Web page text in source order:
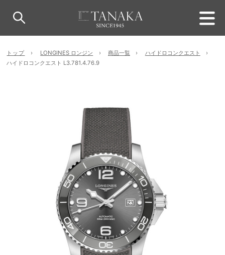
トップ LONGINES ロンジン 商品一覧
ハイドロコンクエスト
ハイドロコンクエスト L3.781.4.76.9